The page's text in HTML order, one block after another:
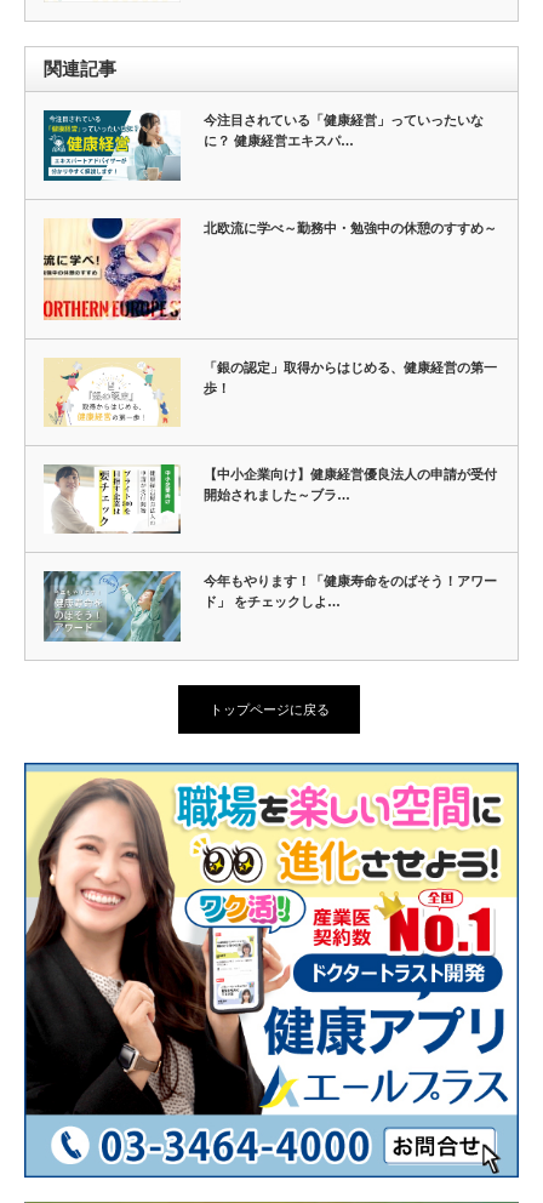
関連記事
今注目されている「健康経営」っていったいな
に？ 健康経営エキスパ…
北欧流に学べ～勤務中・勉強中の休憩のすすめ～
「銀の認定」取得からはじめる、健康経営の第一
歩！
【中小企業向け】健康経営優良法人の申請が受付
開始されました～ブラ…
今年もやります！「健康寿命をのばそう！アワー
ド」 をチェックしよ…
トップページに戻る